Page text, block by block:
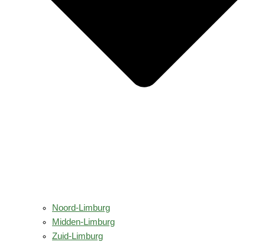
Noord-Limburg
Midden-Limburg
Zuid-Limburg